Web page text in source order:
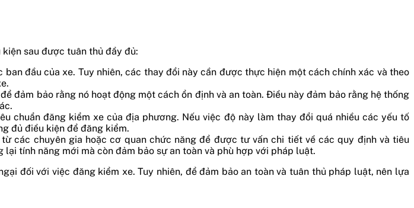
sau được tuân thủ đầy đủ:
đầu của xe. Tuy nhiên, các thay đổi này cần được thực hiện một cách chính xác và theo
đảm bảo rằng nó hoạt động một cách ổn định và an toàn. Điều này đảm bảo rằng hệ thống
chuẩn đăng kiểm xe của địa phương. Nếu việc độ này làm thay đổi quá nhiều các yếu tố
đủ điều kiện để đăng kiểm.
các chuyên gia hoặc cơ quan chức năng để được tư vấn chi tiết về các quy định và tiêu
tính năng mới mà còn đảm bảo sự an toàn và phù hợp với pháp luật.
đối với việc đăng kiểm xe. Tuy nhiên, để đảm bảo an toàn và tuân thủ pháp luật, nên lựa